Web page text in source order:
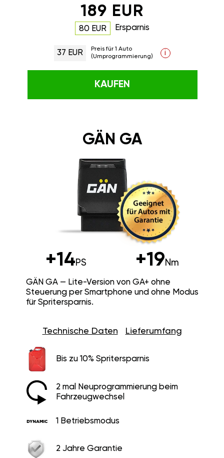
189 EUR
80 EUR Ersparnis
37 EUR
Preis für 1 Auto
(Umprogrammierung)
i
KAUFEN
GÄN GA
+14PS +19Nm
GÄN GA — Lite-Version von GA+ ohne
Steuerung per Smartphone und ohne Modus
für Spritersparnis.
Technische Daten Lieferumfang
Bis zu 10% Spritersparnis
2 mal Neuprogrammierung beim
Fahrzeugwechsel
1 Betriebsmodus
2 Jahre Garantie